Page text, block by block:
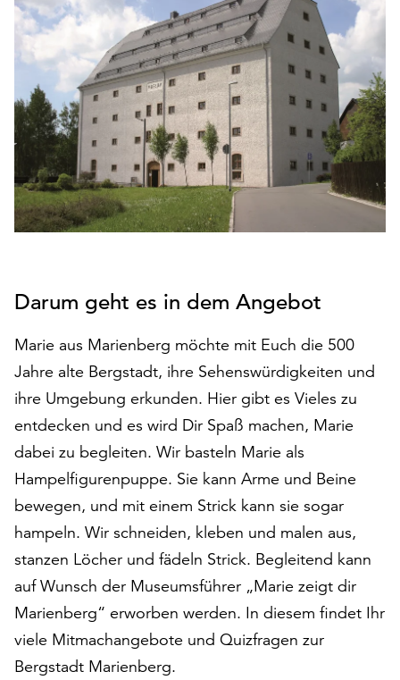
den
Betrieb
der
Seite
notwendig
sind
(funktionale
Cookies),
sowie
solche,
die
Statistikzwecken
werden.
Klicken
Sie
auf
akzeptieren“,
um
alle
Cookies
zu
akzeptieren.
Sie
können
Ihr
Einverständnis
jederzeit
Darum geht es in dem Angebot
Marie aus Marienberg möchte mit Euch die 500
Jahre alte Bergstadt, ihre Sehenswürdigkeiten und
ihre Umgebung erkunden. Hier gibt es Vieles zu
entdecken und es wird Dir Spaß machen, Marie
dabei zu begleiten. Wir basteln Marie als
Hampelfigurenpuppe. Sie kann Arme und Beine
bewegen, und mit einem Strick kann sie sogar
hampeln. Wir schneiden, kleben und malen aus,
stanzen Löcher und fädeln Strick. Begleitend kann
auf Wunsch der Museumsführer „Marie zeigt dir
Marienberg“ erworben werden. In diesem findet Ihr
viele Mitmachangebote und Quizfragen zur
Bergstadt Marienberg.